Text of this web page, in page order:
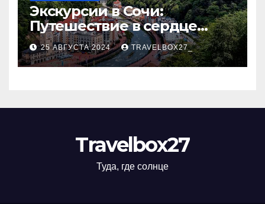
Экскурсии в Сочи:
Путешествие в сердце
Черноморского курорта
25 АВГУСТА 2024 TRAVELBOX27_
Travelbox27
Туда, где солнце